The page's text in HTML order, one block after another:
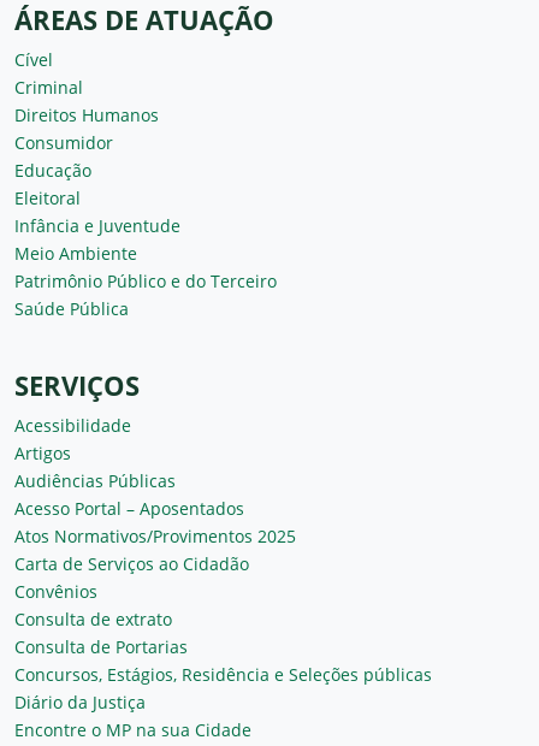
ÁREAS DE ATUAÇÃO
Cível
Criminal
Direitos Humanos
Consumidor
Educação
Eleitoral
Infância e Juventude
Meio Ambiente
Patrimônio Público e do Terceiro
Saúde Pública
SERVIÇOS
Acessibilidade
Artigos
Audiências Públicas
Acesso Portal – Aposentados
Atos Normativos/Provimentos 2025
Carta de Serviços ao Cidadão
Convênios
Consulta de extrato
Consulta de Portarias
Concursos, Estágios, Residência e Seleções públicas
Diário da Justiça
Encontre o MP na sua Cidade